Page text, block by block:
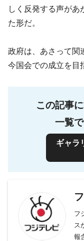
しく反発する声があ
た形だ。
政府は、あさって関
今国会での成立を目
この記事
一覧
ギャラ
フ
ス
報